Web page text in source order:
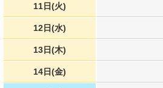
11日(火)
12日(水)
13日(木)
14日(金)